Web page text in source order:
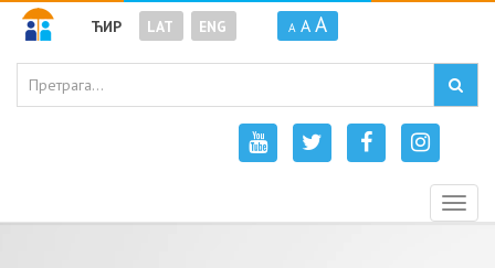
ЋИР LAT ENG A A A